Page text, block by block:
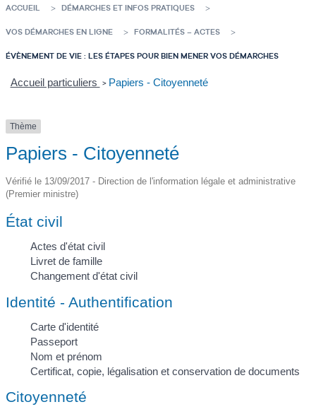
ACCUEIL DÉMARCHES ET INFOS PRATIQUES
VOS DÉMARCHES EN LIGNE FORMALITÉS – ACTES
ÉVÈNEMENT DE VIE : LES ÉTAPES POUR BIEN MENER VOS DÉMARCHES
Accueil particuliers > Papiers - Citoyenneté
Thème
Papiers - Citoyenneté
Vérifié le 13/09/2017 - Direction de l'information légale et administrative
(Premier ministre)
État civil
Actes d'état civil
Livret de famille
Changement d'état civil
Identité - Authentification
Carte d'identité
Passeport
Nom et prénom
Certificat, copie, légalisation et conservation de documents
Citoyenneté